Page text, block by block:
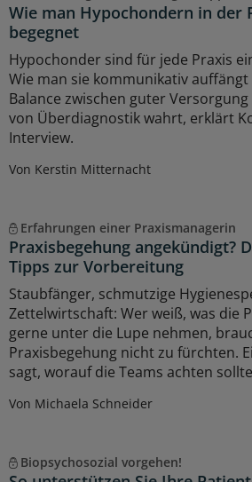
Wie man Hypochondern in der
begegnet
Hypochonder sind für jede Praxis
Wie man sie kommunikativ
Balance zwischen guter
von Überdiagnostik wahrt, erklärt
Interview.
Von Kerstin Mitternacht
Erfahrungen einer Praxismanagerin
Praxisbegehung angekündigt?
Tipps zur Vorbereitung
Staubfänger, schmutzige
Zettelwirtschaft: Wer weiß, was die
gerne unter die Lupe nehmen,
Praxisbegehung nicht zu fürchten.
sagt, worauf die Teams achten
Von Michaela Schneider
Biopsychosozial vorgehen!